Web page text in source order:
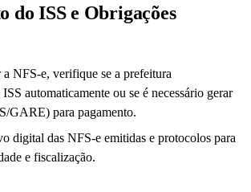
do ISS e Obrigações
NFS-e, verifique se a prefeitura
automaticamente ou se é necessário gerar
GARE) para pagamento.
digital das NFS-e emitidas e protocolos para
e fiscalização.